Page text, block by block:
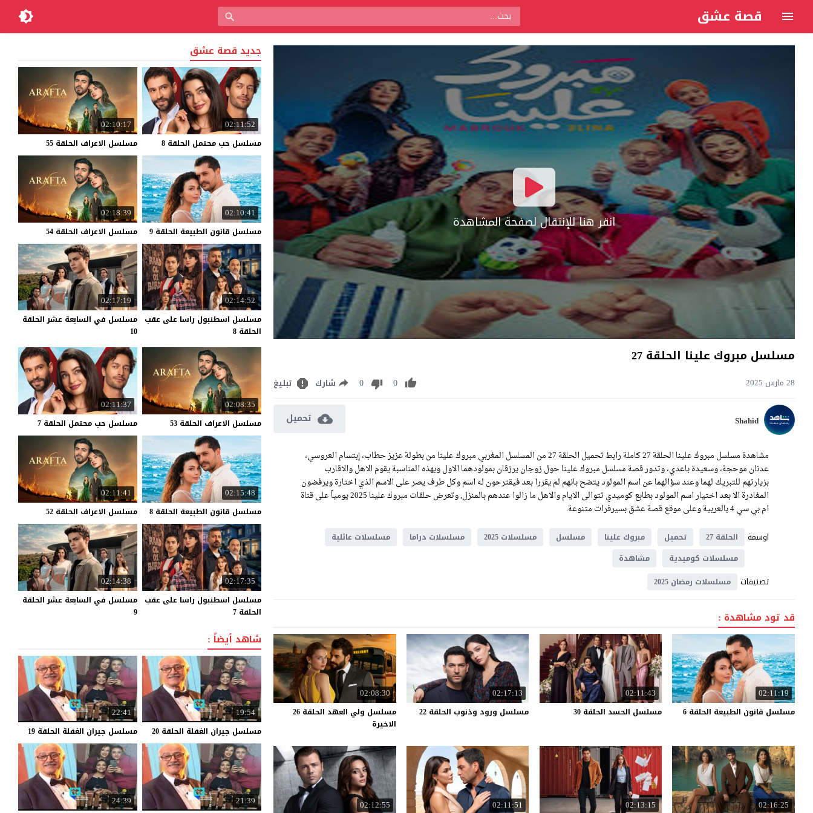
قصة عشق
انقر هنا للإنتقال لصفحة المشاهدة
مسلسل مبروك علينا الحلقة 27
28 مارس 2025 0
0 شارك تبليغ
Shahid تحميل
مشاهدة مسلسل مبروك علينا الحلقة 27 كاملة رابط تحميل الحلقة 27 من المسلسل المغربي مبروك علينا من بطولة عزيز حطاب، إبتسام العروسي،
عدنان موحجة، وسعيدة باعدي، وتدور قصة مسلسل مبروك علينا حول زوجان يرزقان بمولودهما الاول وبهذه المناسبة يقوم الاهل والاقارب
بزيارتهم للتبريك لهما وعند سؤالهما عن اسم المولود يتضح بانهم لم يقررا بعد فيقترحون له اسم وكل طرف يصر على الاسم الذي اختارة ويرفضون
المغادرة الا بعد اختيار اسم المولود بطابع كوميدي تتوالى الايام والاهل ما زالوا عندهم بالمنزل, وتعرض حلقات مبروك علينا 2025 يومياً على قناة
ام بي سي 4 بالعربية وعلى موقع قصة عشق بسيرفرات متنوعة.
اوسمة
الحلقة 27 تحميل مبروك علينا مسلسل مسلسلات 2025 مسلسلات دراما
مسلسلات عائلية
مسلسلات كوميدية
مشاهدة
تصنيفات مسلسلات رمضان 2025
قد تود مشاهدة :
02:11:19
مسلسل قانون الطبيعة الحلقة 6
02:11:43
مسلسل الحسد الحلقة 30
02:17:13
مسلسل ورود وذنوب الحلقة 22
02:08:30
مسلسل ولي العهد الحلقة 26
الاخيرة
02:16:25
02:13:15
02:11:51
02:12:55
جديد قصة عشق
02:11:52
مسلسل حب محتمل الحلقة 8
02:10:17
مسلسل الاعراف الحلقة 55
02:10:41
مسلسل قانون الطبيعة الحلقة 9
02:18:39
مسلسل الاعراف الحلقة 54
02:14:52
مسلسل اسطنبول راسا على عقب
الحلقة 8
02:17:19
مسلسل في السابعة عشر الحلقة
10
02:08:35
مسلسل الاعراف الحلقة 53
02:11:37
مسلسل حب محتمل الحلقة 7
02:15:48
مسلسل قانون الطبيعة الحلقة 8
02:11:41
مسلسل الاعراف الحلقة 52
02:17:35
مسلسل اسطنبول راسا على عقب
الحلقة 7
02:14:38
مسلسل في السابعة عشر الحلقة
9
شاهد أيضاً :
19:54
مسلسل جيران الغفلة الحلقة 20
22:41
مسلسل جيران الغفلة الحلقة 19
21:39
24:39